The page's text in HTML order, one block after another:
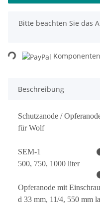
x
Bitte beachten Sie das
Beschreibung
Schutzanode /
für Wolf
SEM-1
500, 750, 1000 liter
Opferanode mit
d 33 mm, 11/4, 550 mm